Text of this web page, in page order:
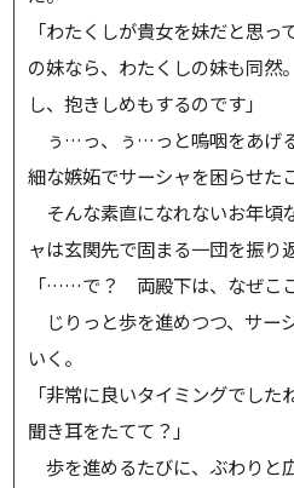
「わたくしが貴女を妹だと思
の妹なら、わたくしの妹も同然
し、抱きしめもするのです」
ぅ…っ、ぅ…っと嗚咽をあげ
細な嫉妬でサーシャを困らせた
そんな素直になれないお年頃
ャは玄関先で固まる一団を振り
「……で？ 両殿下は、なぜこ
じりっと歩を進めつつ、サー
いく。
「非常に良いタイミングでし
聞き耳をたてて？」
歩を進めるたびに、ぶわりと